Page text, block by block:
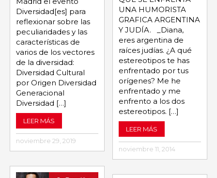
Diversidad[es] para
reflexionar sobre las
peculiaridades y las
características de
varios de los vectores
de la diversidad:
Diversidad Cultural
por Origen Diversidad
Generacional
Diversidad […]
LEER MÁS
noviembre 29, 2019
UNA HUMORISTA
GRAFICA ARGENTINA
Y JUDÍA. _Diana,
eres argentina de
raíces judías. ¿A qué
estereotipos te has
enfrentado por tus
orígenes? Me he
enfrentado y me
enfrento a los dos
estereotipos. […]
LEER MÁS
noviembre 11, 2014